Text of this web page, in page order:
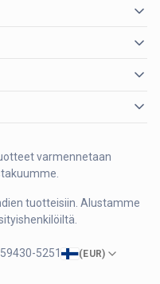
varmennetaan
tuotteisiin. Alustamme
5251 (EUR)